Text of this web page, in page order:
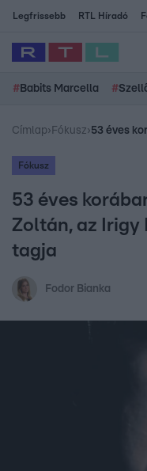
Legfrissebb RTL Híradó
# Babits Marcella #
Címlap› Fókusz›
Fókusz
53 éves
Zoltán, az Irigy
tagja
Fodor Bianka